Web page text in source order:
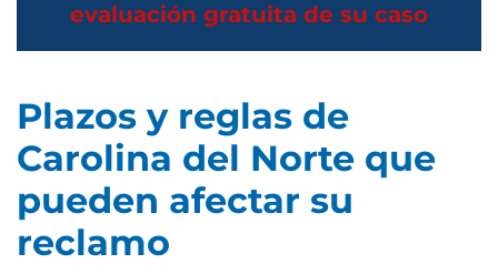
evaluación gratuita de su caso
Plazos y reglas de
Carolina del Norte que
pueden afectar su
reclamo